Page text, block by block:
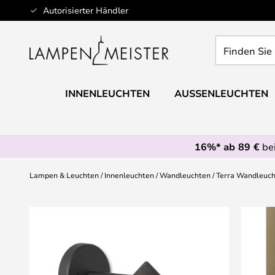
Autorisierter Händler
Zum
Inhalt
Sie
Leuchte...
INNENLEUCHTEN AUSSENLEUCHTEN
16%* ab 89 €
Lampen & Leuchten Innenleuchten Wandleuchten Terra
Bildgalerie